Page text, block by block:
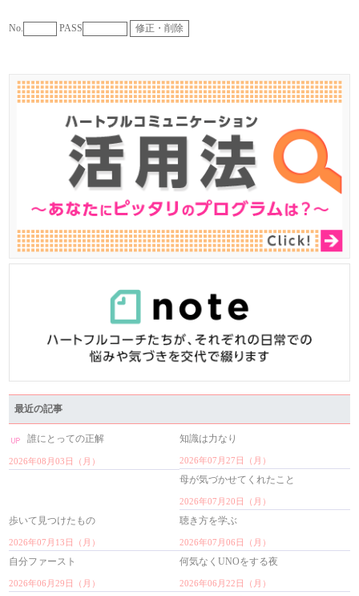
No. PASS
最近の記事
誰にとっての正解
2026年08月03日（月）
知識は力なり
2026年07月27日（月）
母が気づかせてくれたこと
2026年07月20日（月）
歩いて見つけたもの
2026年07月13日（月）
聴き方を学ぶ
2026年07月06日（月）
自分ファースト
2026年06月29日（月）
何気なくUNOをする夜
2026年06月22日（月）